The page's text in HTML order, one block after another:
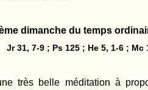
dimanche du temps
Jr 31, 7-9 ; Ps 125 ; He 5, 1-6 ; Mc
très belle méditation à